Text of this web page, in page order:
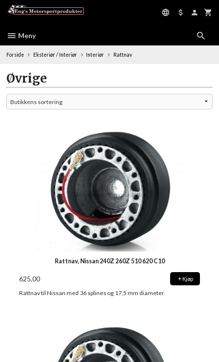
Meny
Forside Eksteriør / Interiør Interiør Rattnav
Øvrige
Rattnav, Nissan 240Z 260Z 510 620 C10
625,00 Kjøp
Rattnav til Nissan med 36 splines og 17,5 mm diameter.